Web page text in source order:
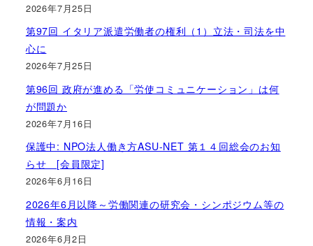
2026年7月25日
第97回 イタリア派遣労働者の権利（1）立法・司法を中
心に
2026年7月25日
第96回 政府が進める「労使コミュニケーション」は何
が問題か
2026年7月16日
保護中: NPO法人働き方ASU-NET 第１４回総会のお知
らせ [会員限定]
2026年6月16日
2026年6月以降～労働関連の研究会・シンポジウム等の
情報・案内
2026年6月2日